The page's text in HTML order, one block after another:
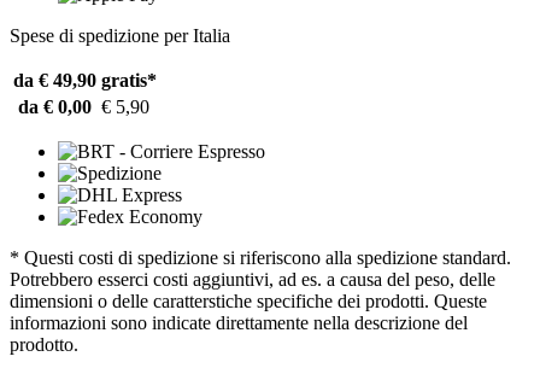
Spese di spedizione per Italia
da € 49,90 gratis*
da € 0,00 € 5,90
* Questi costi di spedizione si riferiscono alla spedizione standard.
Potrebbero esserci costi aggiuntivi, ad es. a causa del peso, delle
dimensioni o delle caratterstiche specifiche dei prodotti. Queste
informazioni sono indicate direttamente nella descrizione del
prodotto.